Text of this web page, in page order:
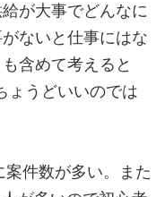
が大事でどんなに
ないと仕事にはな
含めて考えると
ょうどいいのでは
件数が多い。また